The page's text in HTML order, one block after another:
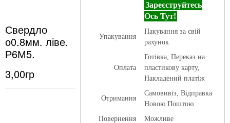
Свердло
о0.8мм. ліве.
Р6М5.
3,00гр
Зареєструйтесь
Ось Тут!
Упакування
Пакування за свій
рахунок
Оплата
Готівка, Переказ на
пластикову карту,
Накладений платіж
Отримання
Самовивіз, Відправка
Новою Поштою
Повернення
Можливе